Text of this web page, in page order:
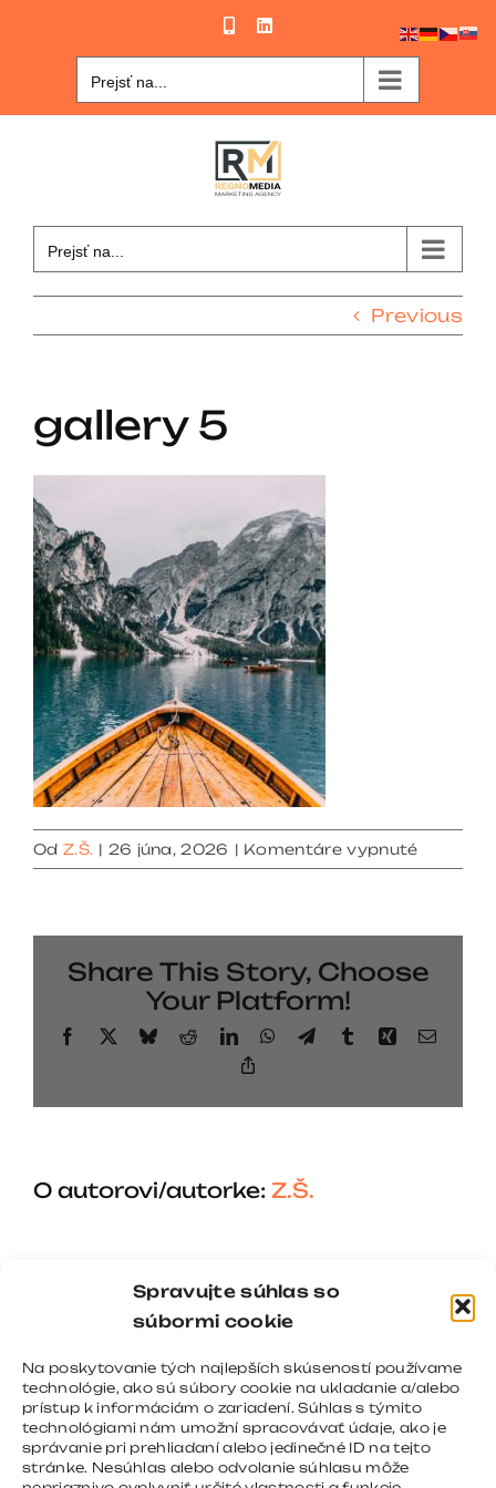
Spravujte súhlas so
súbormi cookie
Na poskytovanie tých najlepších skúseností používame
technológie, ako sú súbory cookie na ukladanie a/alebo
prístup k informáciám o zariadení. Súhlas s týmito
technológiami nám umožní spracovávať údaje, ako je
správanie pri prehliadaní alebo jedinečné ID na tejto
stránke. Nesúhlas alebo odvolanie súhlasu môže
PhoneLinkedIn
Prejsť na...
Prejsť na...
Previous
gallery 5
Od Z.Š. | 26 júna, 2026 | Komentáre vypnuténa
gallery
Share This Story, Choose
Your Platform!
Facebook BlueskyRedditLinkedInWhatsApp
TelegramTumblrXingEmail
O autorovi/autorke: Z.Š.